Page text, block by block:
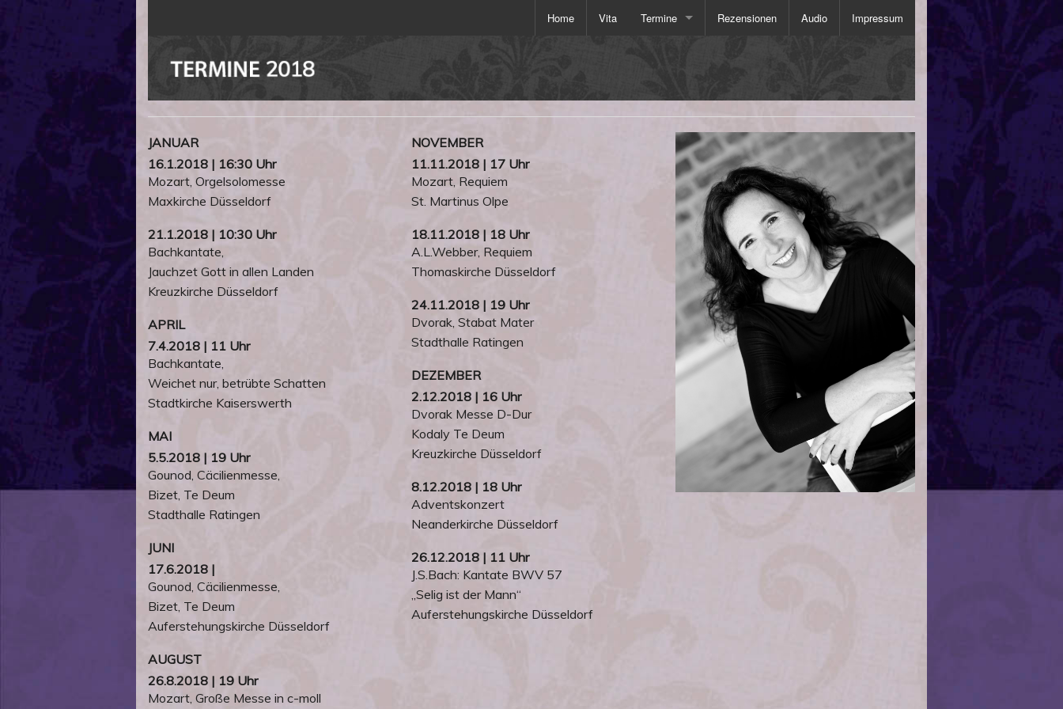
Home Vita Termine Rezensionen Audio Impressum
JANUAR
16.1.2018 | 16:30 Uhr
Mozart, Orgelsolomesse
Maxkirche Düsseldorf
21.1.2018 | 10:30 Uhr
Bachkantate,
Jauchzet Gott in allen Landen
Kreuzkirche Düsseldorf
APRIL
7.4.2018 | 11 Uhr
Bachkantate,
Weichet nur, betrübte Schatten
Stadtkirche Kaiserswerth
MAI
5.5.2018 | 19 Uhr
Gounod, Cäcilienmesse,
Bizet, Te Deum
Stadthalle Ratingen
JUNI
17.6.2018 |
Gounod, Cäcilienmesse,
Bizet, Te Deum
Auferstehungskirche Düsseldorf
AUGUST
26.8.2018 | 19 Uhr
Mozart, Große Messe in c-moll
NOVEMBER
11.11.2018 | 17 Uhr
Mozart, Requiem
St. Martinus Olpe
18.11.2018 | 18 Uhr
A.L.Webber, Requiem
Thomaskirche Düsseldorf
24.11.2018 | 19 Uhr
Dvorak, Stabat Mater
Stadthalle Ratingen
DEZEMBER
2.12.2018 | 16 Uhr
Dvorak Messe D-Dur
Kodaly Te Deum
Kreuzkirche Düsseldorf
8.12.2018 | 18 Uhr
Adventskonzert
Neanderkirche Düsseldorf
26.12.2018 | 11 Uhr
J.S.Bach: Kantate BWV 57
„Selig ist der Mann“
Auferstehungskirche Düsseldorf